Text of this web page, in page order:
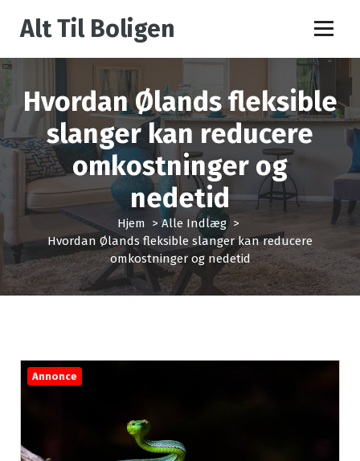
e
e
l
d
o
Alt Til Boligen
Hvordan Ølands fleksible
slanger kan reducere
omkostninger og
nedetid
Hjem >Alle Indlæg>
Hvordan Ølands fleksible slanger kan reducere
omkostninger og nedetid
Annonce